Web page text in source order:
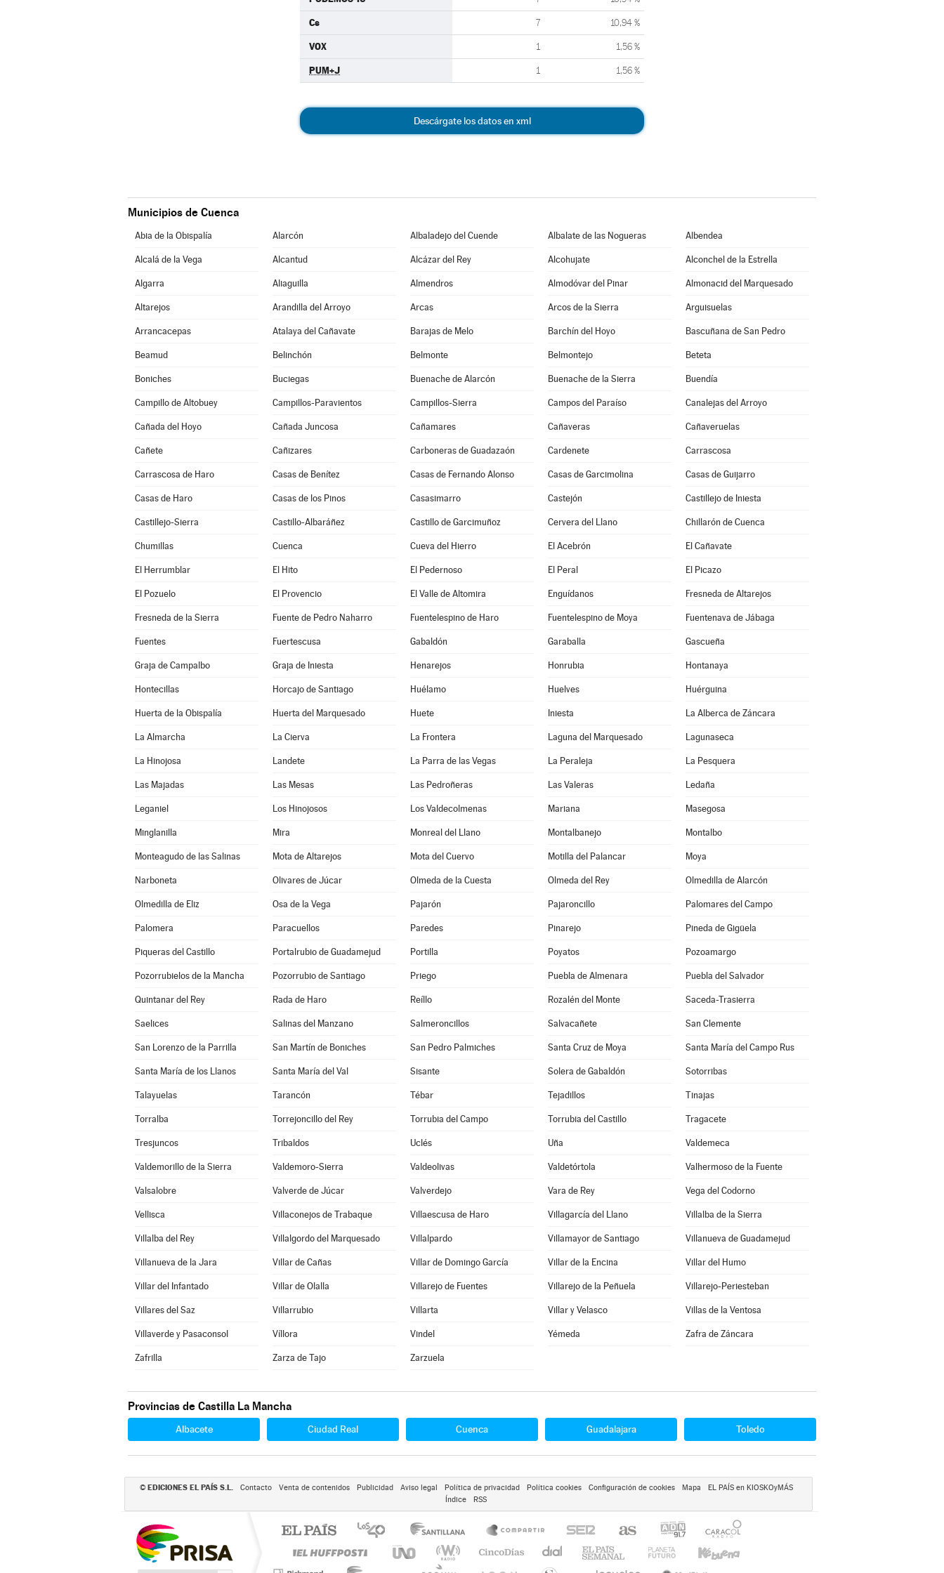
Cs 7 10,94 %
VOX 1 1,56 %
PUM+J 1 1,56 %
Descárgate los datos en xml
Municipios de Cuenca
Abia de la Obispalía Alarcón Albaladejo del Cuende Albalate de las Nogueras Albendea
Alcalá de la Vega Alcantud Alcázar del Rey Alcohujate Alconchel de la Estrella
Algarra Aliaguilla Almendros Almodóvar del Pinar Almonacid del Marquesado
Altarejos Arandilla del Arroyo Arcas Arcos de la Sierra Arguisuelas
Arrancacepas Atalaya del Cañavate Barajas de Melo Barchín del Hoyo Bascuñana de San Pedro
Beamud Belinchón Belmonte Belmontejo Beteta
Boniches Buciegas Buenache de Alarcón Buenache de la Sierra Buendía
Campillo de Altobuey Campillos-Paravientos Campillos-Sierra Campos del Paraíso Canalejas del Arroyo
Cañada del Hoyo Cañada Juncosa Cañamares Cañaveras Cañaveruelas
Cañete Cañizares Carboneras de Guadazaón Cardenete Carrascosa
Carrascosa de Haro Casas de Benítez Casas de Fernando Alonso Casas de Garcimolina Casas de Guijarro
Casas de Haro Casas de los Pinos Casasimarro Castejón Castillejo de Iniesta
Castillejo-Sierra Castillo-Albaráñez Castillo de Garcimuñoz Cervera del Llano Chillarón de Cuenca
Chumillas Cuenca Cueva del Hierro El Acebrón El Cañavate
El Herrumblar El Hito El Pedernoso El Peral El Picazo
El Pozuelo El Provencio El Valle de Altomira Enguídanos Fresneda de Altarejos
Fresneda de la Sierra Fuente de Pedro Naharro Fuentelespino de Haro Fuentelespino de Moya Fuentenava de Jábaga
Fuentes Fuertescusa Gabaldón Garaballa Gascueña
Graja de Campalbo Graja de Iniesta Henarejos Honrubia Hontanaya
Hontecillas Horcajo de Santiago Huélamo Huelves Huérguina
Huerta de la Obispalía Huerta del Marquesado Huete Iniesta La Alberca de Záncara
La Almarcha La Cierva La Frontera Laguna del Marquesado Lagunaseca
La Hinojosa Landete La Parra de las Vegas La Peraleja La Pesquera
Las Majadas Las Mesas Las Pedroñeras Las Valeras Ledaña
Leganiel Los Hinojosos Los Valdecolmenas Mariana Masegosa
Minglanilla Mira Monreal del Llano Montalbanejo Montalbo
Monteagudo de las Salinas Mota de Altarejos Mota del Cuervo Motilla del Palancar Moya
Narboneta Olivares de Júcar Olmeda de la Cuesta Olmeda del Rey Olmedilla de Alarcón
Olmedilla de Eliz Osa de la Vega Pajarón Pajaroncillo Palomares del Campo
Palomera Paracuellos Paredes Pinarejo Pineda de Gigüela
Piqueras del Castillo Portalrubio de Guadamejud Portilla Poyatos Pozoamargo
Pozorrubielos de la Mancha Pozorrubio de Santiago Priego Puebla de Almenara Puebla del Salvador
Quintanar del Rey Rada de Haro Reíllo Rozalén del Monte Saceda-Trasierra
Saelices Salinas del Manzano Salmeroncillos Salvacañete San Clemente
San Lorenzo de la Parrilla San Martín de Boniches San Pedro Palmiches Santa Cruz de Moya Santa María del Campo Rus
Santa María de los Llanos Santa María del Val Sisante Solera de Gabaldón Sotorribas
Talayuelas Tarancón Tébar Tejadillos Tinajas
Torralba Torrejoncillo del Rey Torrubia del Campo Torrubia del Castillo Tragacete
Tresjuncos Tribaldos Uclés Uña Valdemeca
Valdemorillo de la Sierra Valdemoro-Sierra Valdeolivas Valdetórtola Valhermoso de la Fuente
Valsalobre Valverde de Júcar Valverdejo Vara de Rey Vega del Codorno
Vellisca Villaconejos de Trabaque Villaescusa de Haro Villagarcía del Llano Villalba de la Sierra
Villalba del Rey Villalgordo del Marquesado Villalpardo Villamayor de Santiago Villanueva de Guadamejud
Villanueva de la Jara Villar de Cañas Villar de Domingo García Villar de la Encina Villar del Humo
Villar del Infantado Villar de Olalla Villarejo de Fuentes Villarejo de la Peñuela Villarejo-Periesteban
Villares del Saz Villarrubio Villarta Villar y Velasco Villas de la Ventosa
Villaverde y Pasaconsol Víllora Vindel Yémeda Zafra de Záncara
Zafrilla Zarza de Tajo Zarzuela
Provincias de Castilla La Mancha
Albacete Ciudad Real Cuenca Guadalajara Toledo
© EDICIONES EL PAÍS S.L. Contacto Venta de contenidos Publicidad Aviso legal Política de privacidad Política cookies Configuración de cookies Mapa
EL PAÍS en KIOSKOyMÁS
Índice
RSS